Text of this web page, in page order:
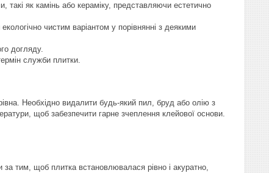
такі як камінь або кераміку, представляючи естетично
чистим варіантом у порівнянні з деякими
догляду.
служби плитки.
Необхідно видалити будь-який пил, бруд або олію з
щоб забезпечити гарне зчеплення клейової основи.
за тим, щоб плитка встановлювалася рівно і акуратно,